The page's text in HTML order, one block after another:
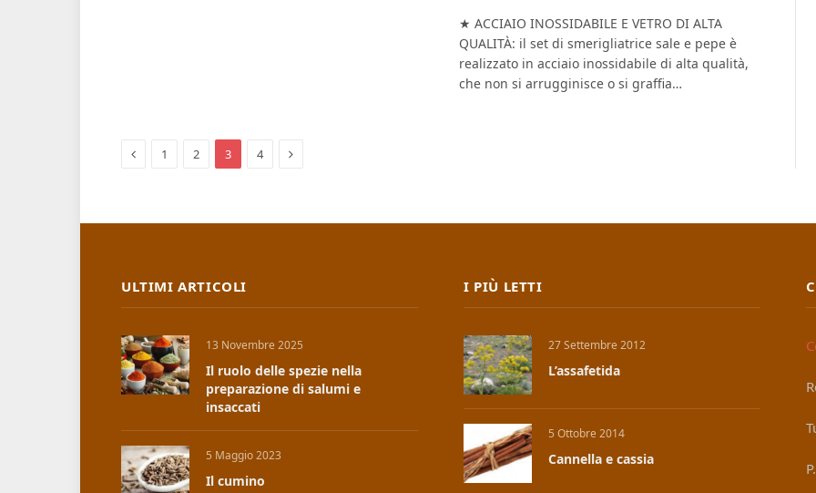
★ ACCIAIO INOSSIDABILE E VETRO DI ALTA
QUALITÀ: il set di smerigliatrice sale e pepe è
realizzato in acciaio inossidabile di alta qualità,
che non si arrugginisce o si graffia…
Previous
1 2 3 4 Next
ULTIMI ARTICOLI
13 Novembre 2025
Il ruolo delle spezie nella
preparazione di salumi e
insaccati
5 Maggio 2023
Il cumino
I PIÙ LETTI
27 Settembre 2012
L’assafetida
5 Ottobre 2014
Cannella e cassia